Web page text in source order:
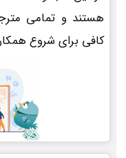
هستند و تمامی
کافی برای شروع